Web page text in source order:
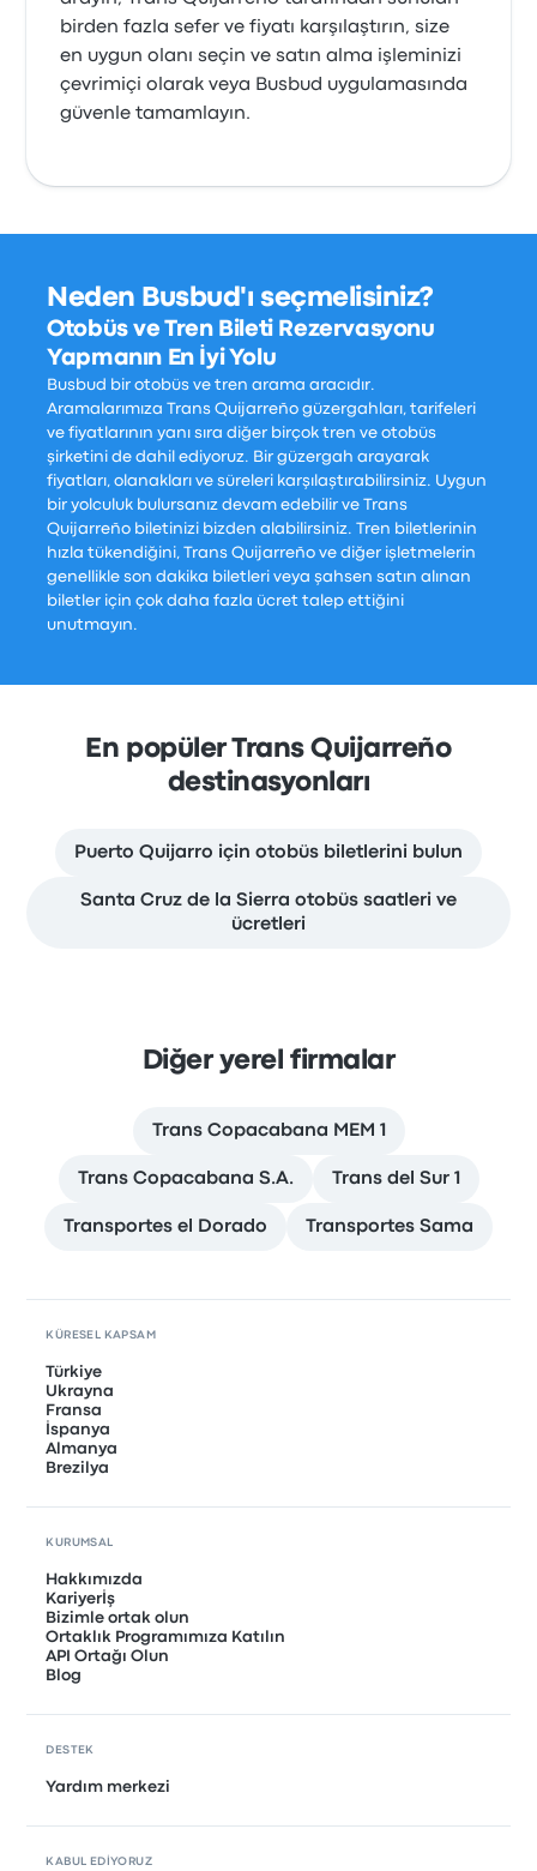
birden fazla sefer ve fiyatı karşılaştırın, size
en uygun olanı seçin ve satın alma işleminizi
çevrimiçi olarak veya Busbud uygulamasında
güvenle tamamlayın.
Neden Busbud'ı seçmelisiniz?
Otobüs ve Tren Bileti Rezervasyonu
Yapmanın En İyi Yolu
Busbud bir otobüs ve tren arama aracıdır.
Aramalarımıza Trans Quijarreño güzergahları, tarifeleri
ve fiyatlarının yanı sıra diğer birçok tren ve otobüs
şirketini de dahil ediyoruz. Bir güzergah arayarak
fiyatları, olanakları ve süreleri karşılaştırabilirsiniz. Uygun
bir yolculuk bulursanız devam edebilir ve Trans
Quijarreño biletinizi bizden alabilirsiniz. Tren biletlerinin
hızla tükendiğini, Trans Quijarreño ve diğer işletmelerin
genellikle son dakika biletleri veya şahsen satın alınan
biletler için çok daha fazla ücret talep ettiğini
unutmayın.
En popüler Trans Quijarreño
destinasyonları
Puerto Quijarro için otobüs biletlerini bulun
Santa Cruz de la Sierra otobüs saatleri ve
ücretleri
Diğer yerel firmalar
Trans Copacabana MEM 1
Trans Copacabana S.A. Trans del Sur 1
Transportes el Dorado Transportes Sama
KÜRESEL KAPSAM
Türkiye
Ukrayna
Fransa
İspanya
Almanya
Brezilya
KURUMSAL
Hakkımızda
Kariyerİş
Bizimle ortak olun
Ortaklık Programımıza Katılın
API Ortağı Olun
Blog
DESTEK
Yardım merkezi
KABUL EDIYORUZ